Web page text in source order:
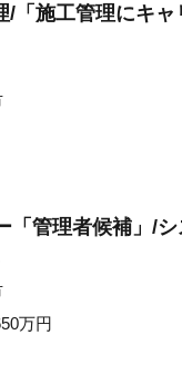
/「施工管理にキ
「管理者候補」/
万円